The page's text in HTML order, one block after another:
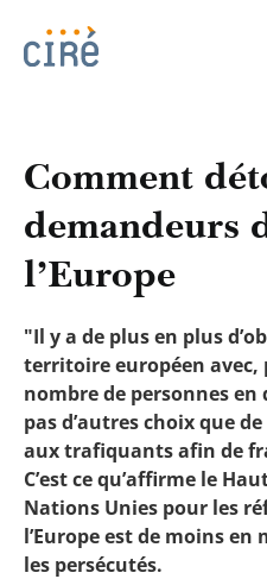
Comment
demandeurs
l’Europe
"Il y a de plus en plus
territoire européen avec,
nombre de personnes
pas d’autres choix que
aux trafiquants afin de
C’est ce qu’affirme le
Nations Unies pour les
l’Europe est de moins
les persécutés.